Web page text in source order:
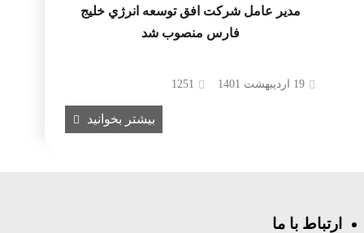
مدیر عامل شركت افق توسعه انرژي خليج
فارس منصوب شد
19 اردیبهشت 1401 1251
بیشتر بخوانید
ارتباط با ما